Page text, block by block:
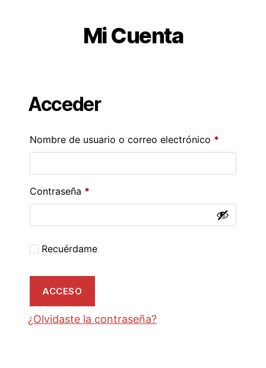
Mi Cuenta
Acceder
Nombre de usuario o correo electrónico *
Contraseña *
Recuérdame
ACCESO
¿Olvidaste la contraseña?